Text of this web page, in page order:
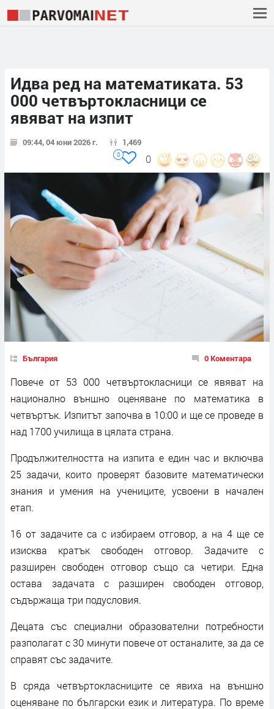
Идва ред на математиката. 53
000 четвъртокласници се
явяват на изпит
09:44, 04 юни 2026 г. 1,469
0
0
България 0 Коментара
Повече от 53 000 четвъртокласници се явяват на
национално външно оценяване по математика в
четвъртък. Изпитът започва в 10:00 и ще се проведе в
над 1700 училища в цялата страна.
Продължителността на изпита е един час и включва
25 задачи, които проверят базовите математически
знания и умения на учениците, усвоени в начален
етап.
16 от задачите са с избираем отговор, а на 4 ще се
изисква кратък свободен отговор. Задачите с
разширен свободен отговор също са четири. Една
остава задачата с разширен свободен отговор,
съдържаща три подусловия.
Децата със специални образователни потребности
разполагат с 30 минути повече от останалите, за да се
справят със задачите.
В сряда четвъртокласниците се явиха на външно
оценяване по български език и литература. По време